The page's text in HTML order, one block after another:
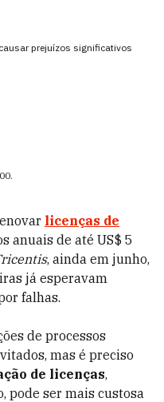
prejuízos significativos
.
licenças de
anuais de até US$ 5
, ainda em junho,
já esperavam
falhas.
de processos
mas é preciso
de licenças,
pode ser mais custosa